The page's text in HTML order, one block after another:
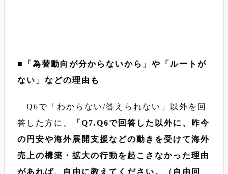
■「為替動向が分からないから」や「ルートが
ない」などの理由も
Q6で「わからない/答えられない」以外を回
答した方に、
「Q7.Q6で回答した以外に、昨今
の円安や海外展開支援などの動きを受けて海外
売上の構築・拡大の行動を起こさなかった理由
があれば、自由に教えてください。（自由回